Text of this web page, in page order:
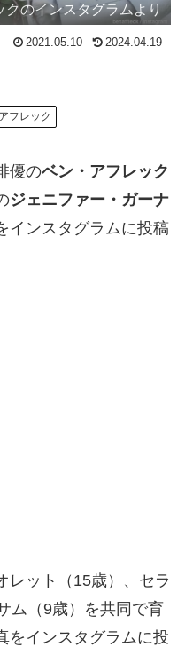
クのインスタグラムより
2021.05.10 2024.04.19
フレック
優のベン・アフレック
ジェニファー・ガーナ
インスタグラムに投稿
レット（15歳）、セラ
ム（9歳）を共同で育
をインスタグラムに投